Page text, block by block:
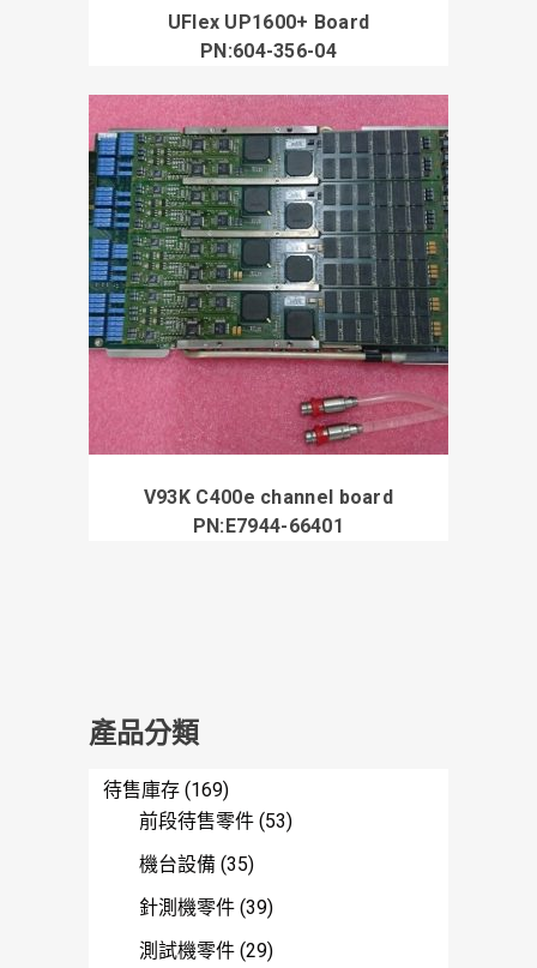
UFlex UP1600+ Board
PN:604-356-04
V93K C400e channel board
PN:E7944-66401
產品分類
待售庫存 (169)
前段待售零件 (53)
機台設備 (35)
針測機零件 (39)
測試機零件 (29)